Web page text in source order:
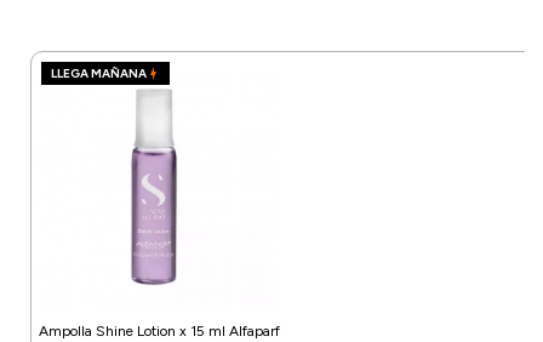
LLEGA MAÑANA
Ampolla Shine Lotion x 15 ml Alfaparf